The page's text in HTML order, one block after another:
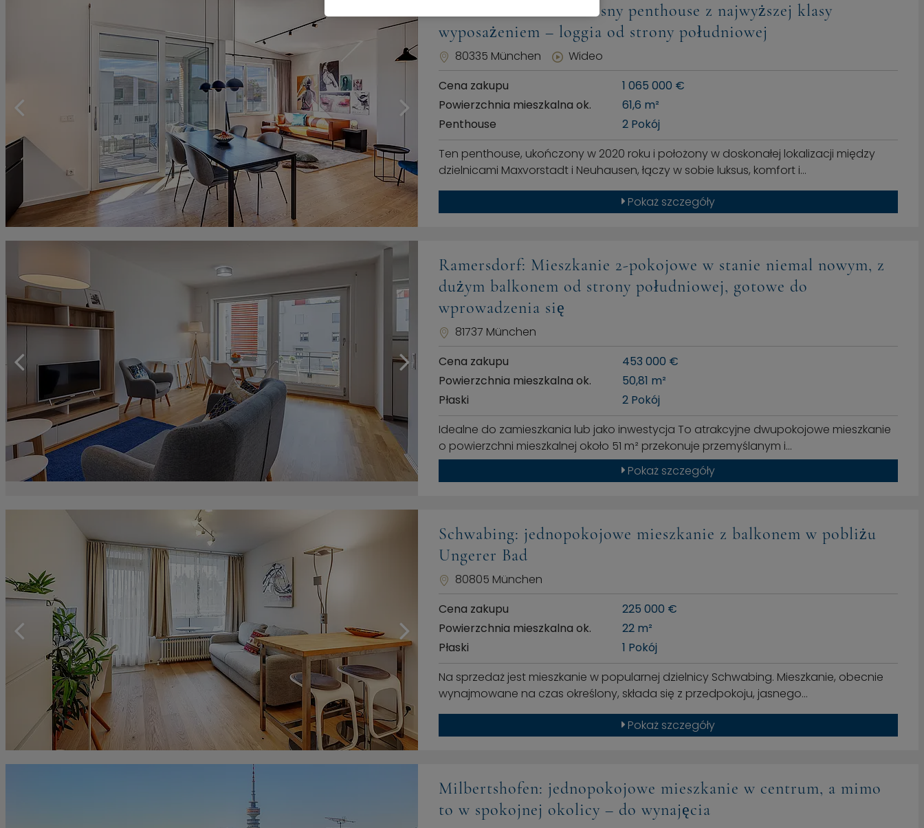
Maxvorstadt: Nowoczesny penthouse z najwyższej klasy
wyposażeniem – loggia od strony południowej
80335 München
Wideo
Cena zakupu
1 065 000 €
Powierzchnia mieszkalna ok.
61,6 m²
Penthouse
2 Pokój
Ten penthouse, ukończony w 2020 roku i położony w doskonałej lokalizacji między
dzielnicami Maxvorstadt i Neuhausen, łączy w sobie luksus, komfort i…
Pokaż szczegóły
Ramersdorf: Mieszkanie 2-pokojowe w stanie niemal nowym, z
dużym balkonem od strony południowej, gotowe do
wprowadzenia się
81737 München
Cena zakupu
453 000 €
Powierzchnia mieszkalna ok.
50,81 m²
Płaski
2 Pokój
Idealne do zamieszkania lub jako inwestycja To atrakcyjne dwupokojowe mieszkanie
o powierzchni mieszkalnej około 51 m² przekonuje przemyślanym i…
Pokaż szczegóły
Schwabing: jednopokojowe mieszkanie z balkonem w pobliżu
Ungerer Bad
80805 München
Cena zakupu
225 000 €
Powierzchnia mieszkalna ok.
22 m²
Płaski
1 Pokój
Na sprzedaż jest mieszkanie w popularnej dzielnicy Schwabing. Mieszkanie, obecnie
wynajmowane na czas określony, składa się z przedpokoju, jasnego…
Pokaż szczegóły
Milbertshofen: jednopokojowe mieszkanie w centrum, a mimo
to w spokojnej okolicy – do wynajęcia